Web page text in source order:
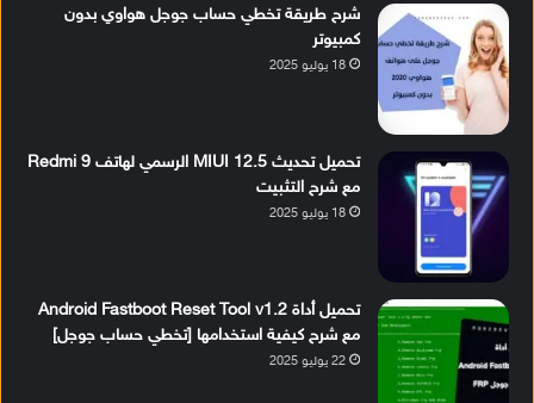
شرح طريقة تخطي حساب جوجل هواوي بدون
كمبيوتر
18 يوليو 2025
تحميل تحديث MIUI 12.5 الرسمي لهاتف Redmi 9
مع شرح التثبيت
18 يوليو 2025
تحميل أداة Android Fastboot Reset Tool v1.2
مع شرح كيفية استخدامها [تخطي حساب جوجل]
22 يوليو 2025